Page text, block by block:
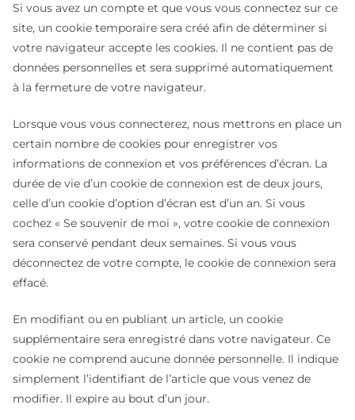
Si vous avez un compte et que vous vous connectez sur ce
site, un cookie temporaire sera créé afin de déterminer si
votre navigateur accepte les cookies. Il ne contient pas de
données personnelles et sera supprimé automatiquement
à la fermeture de votre navigateur.
Lorsque vous vous connecterez, nous mettrons en place un
certain nombre de cookies pour enregistrer vos
informations de connexion et vos préférences d’écran. La
durée de vie d’un cookie de connexion est de deux jours,
celle d’un cookie d’option d’écran est d’un an. Si vous
cochez « Se souvenir de moi », votre cookie de connexion
sera conservé pendant deux semaines. Si vous vous
déconnectez de votre compte, le cookie de connexion sera
effacé.
En modifiant ou en publiant un article, un cookie
supplémentaire sera enregistré dans votre navigateur. Ce
cookie ne comprend aucune donnée personnelle. Il indique
simplement l’identifiant de l’article que vous venez de
modifier. Il expire au bout d’un jour.